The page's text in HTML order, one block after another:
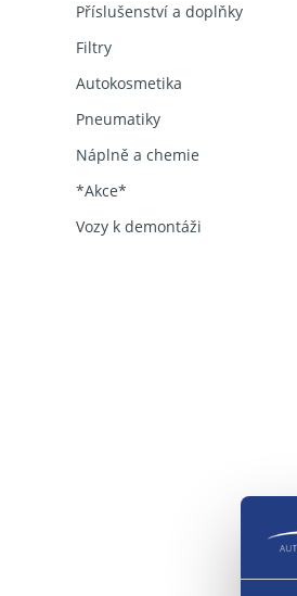
Příslušenství a doplňky
Filtry
Autokosmetika
Pneumatiky
Náplně a chemie
*Akce*
Vozy k demontáži